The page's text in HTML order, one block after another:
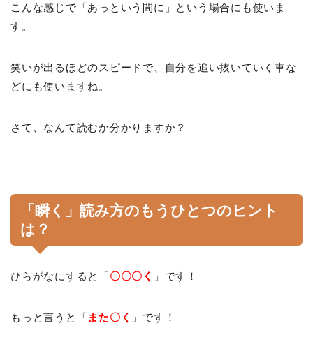
こんな感じで「あっという間に」という場合にも使いま
す。
笑いが出るほどのスピードで、自分を追い抜いていく車な
どにも使いますね。
さて、なんて読むか分かりますか？
「瞬く」読み方のもうひとつのヒント
は？
ひらがなにすると「〇〇〇く 」です！
もっと言うと「 また〇く 」です！